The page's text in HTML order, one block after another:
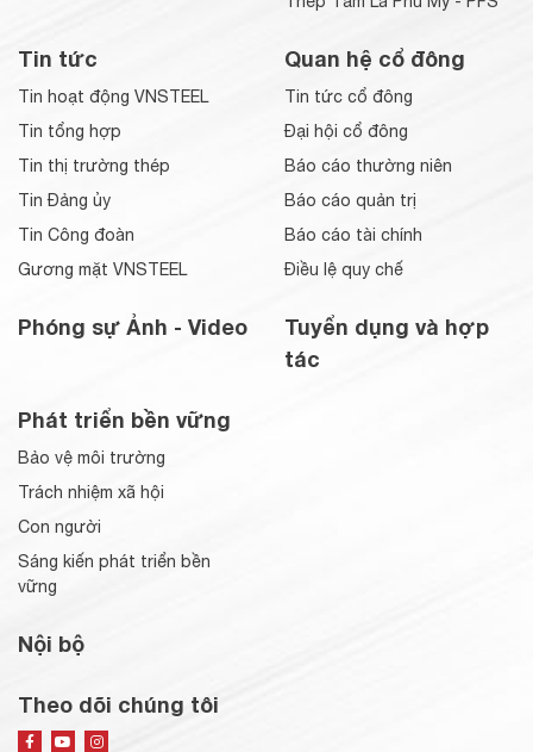
Tin tức
Tin hoạt động VNSTEEL
Tin tổng hợp
Tin thị trường thép
Tin Đảng ủy
Tin Công đoàn
Gương mặt VNSTEEL
Phóng sự Ảnh - Video
Quan hệ cổ đông
Tin tức cổ đông
Đại hội cổ đông
Báo cáo thường niên
Báo cáo quản trị
Báo cáo tài chính
Điều lệ quy chế
Tuyển dụng và hợp
tác
Phát triển bền vững
Bảo vệ môi trường
Trách nhiệm xã hội
Con người
Sáng kiến phát triển bền
vững
Nội bộ
Theo dõi chúng tôi